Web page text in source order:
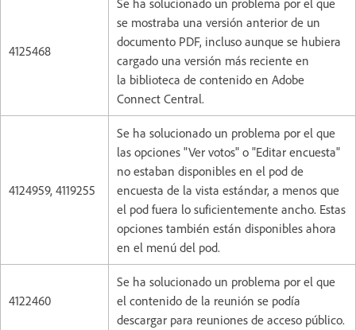
4125468
se mostraba una versión anterior de un
documento PDF, incluso aunque se hubiera
cargado una versión más reciente en
la biblioteca de contenido en Adobe
Connect Central.
4124959, 4119255
Se ha solucionado un problema por el que
las opciones "Ver votos" o "Editar encuesta"
no estaban disponibles en el pod de
encuesta de la vista estándar, a menos que
el pod fuera lo suficientemente ancho. Estas
opciones también están disponibles ahora
en el menú del pod.
4122460
Se ha solucionado un problema por el que
el contenido de la reunión se podía
descargar para reuniones de acceso público.